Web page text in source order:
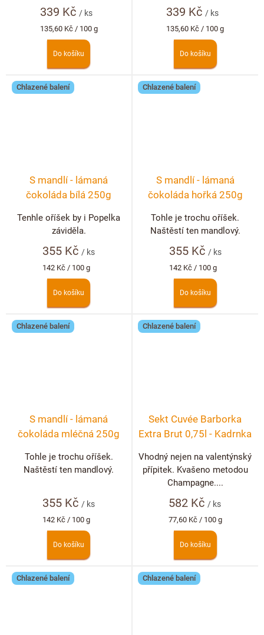
339 Kč / ks
Měrná
cena:
135,60 Kč / 100 g
Do košíku
339 Kč / ks
Měrná
cena:
135,60 Kč / 100 g
Do košíku
Chlazené balení
S mandlí - lámaná
čokoláda bílá 250g
355 Kč/ ks
Měrná
cena:
142 Kč / 100 g
Do košíku
Tenhle oříšek by i Popelka
záviděla.
Chlazené balení
S mandlí - lámaná
čokoláda hořká 250g
355 Kč / ks
Měrná
cena:
142 Kč / 100 g
Do košíku
Tohle je trochu oříšek.
Naštěstí ten mandlový.
Chlazené balení
S mandlí - lámaná
čokoláda mléčná 250g
355 Kč/ ks
Měrná
cena:
142 Kč / 100 g
Do košíku
Tohle je trochu oříšek.
Naštěstí ten mandlový.
Chlazené balení
Sekt Cuvée Barborka
Extra Brut 0,75l - Kadrnka
582 Kč / ks
Měrná
cena:
77,60 Kč / 100 g
Do košíku
Vhodný nejen na valentýnský
přípitek. Kvašeno metodou
Champagne....
Chlazené balení Chlazené balení